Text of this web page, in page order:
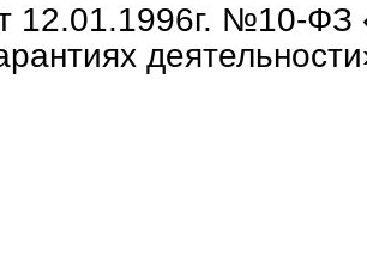
12.01.1996г. №10-